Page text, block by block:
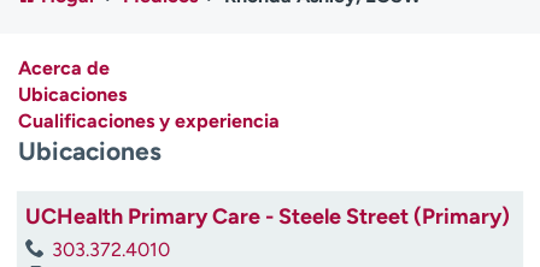
Ready. Set. CO.
Ensayos clínicos
Atención a medios de
comunicación
Contáctenos
A
y
Acerca de
Ubicaciones
Cualificaciones y experiencia
Ubicaciones
UCHealth Primary Care - Steele Street (Primary)
303.372.4010